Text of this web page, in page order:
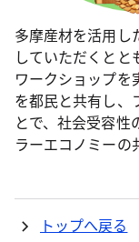
多摩産材を活用し
していただくと
ワークショップを
を都民と共有し、
とで、社会受容性
ラーエコノミーの
トップへ戻る